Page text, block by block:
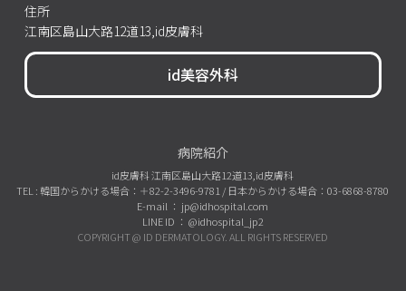
住所
江南区島山大路12道13,id皮膚科
id美容外科
病院紹介
id皮膚科 江南区島山大路12道13,id皮膚科
TEL : 韓国からかける場合：＋82-2-3496-9781 / 日本からかける場合：03-6868-8780
E-mail ： jp@idhospital.com
LINE ID ： @idhospital_jp2
COPYRIGHT @ ID DERMATOLOGY. ALL RIGHTS RESERVED